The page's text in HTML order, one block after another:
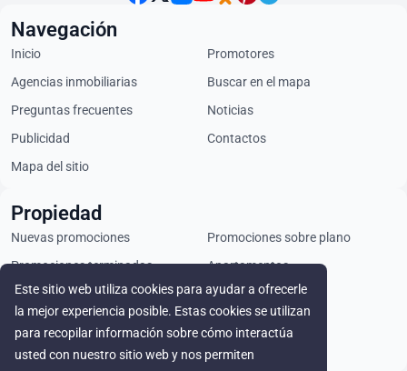
Este sitio web utiliza cookies para ayudar a ofrecerle
la mejor experiencia posible. Estas cookies se utilizan
para recopilar información sobre cómo interactúa
usted con nuestro sitio web y nos permiten
Navegación
Inicio
Promotores
Agencias inmobiliarias
Buscar en el mapa
Preguntas frecuentes
Noticias
Publicidad
Contactos
Mapa del sitio
Propiedad
Nuevas promociones
Promociones sobre plano
Promociones terminadas
Apartamentos
Áticos
Chalets
Locales comerciales
Alquiler